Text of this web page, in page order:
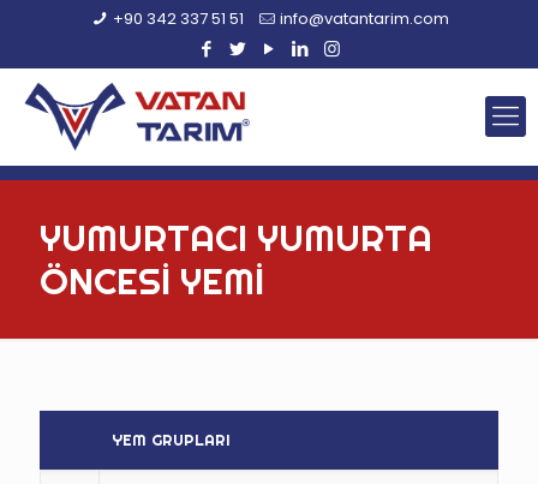
+90 342 337 51 51 info@vatantarim.com
YUMURTACI YUMURTA
ÖNCESİ YEMİ
YEM GRUPLARI